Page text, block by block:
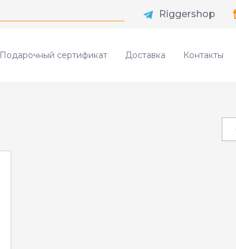
Riggershop
Подарочный сертификат Доставка Контакты